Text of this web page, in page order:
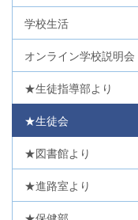
学校生活
オンライン学校説明会
★生徒指導部より
★生徒会
★図書館より
★進路室より